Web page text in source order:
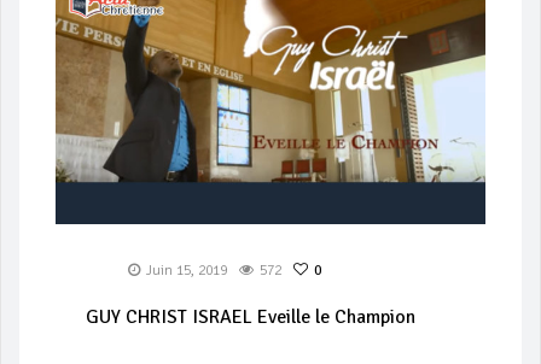
Juin 15, 2019 572 0
GUY CHRIST ISRAEL Eveille le Champion